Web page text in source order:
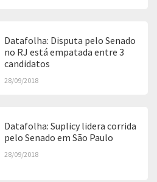
Datafolha: Disputa pelo Senado
no RJ está empatada entre 3
candidatos
28/09/2018
Datafolha: Suplicy lidera corrida
pelo Senado em São Paulo
28/09/2018